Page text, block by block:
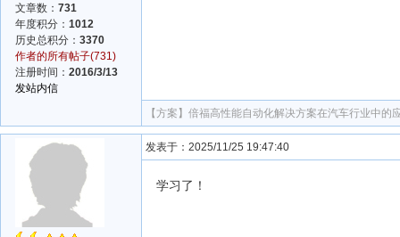
文章数： 731
年度积分： 1012
历史总积分： 3370
作者的所有帖子(731)
注册时间： 2016/3/13
发站内信
【方案】 倍福高性能自动化解决方案在汽车行业中的
发表于：2025/11/25 19:47:40
学习了！